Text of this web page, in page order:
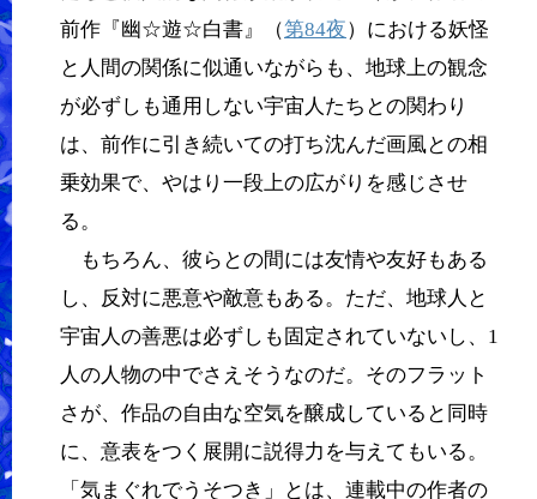
前作『幽☆遊☆白書』（第84夜）における妖怪
と人間の関係に似通いながらも、地球上の観念
が必ずしも通用しない宇宙人たちとの関わり
は、前作に引き続いての打ち沈んだ画風との相
乗効果で、やはり一段上の広がりを感じさせ
る。
もちろん、彼らとの間には友情や友好もある
し、反対に悪意や敵意もある。ただ、地球人と
宇宙人の善悪は必ずしも固定されていないし、1
人の人物の中でさえそうなのだ。そのフラット
さが、作品の自由な空気を醸成していると同時
に、意表をつく展開に説得力を与えてもいる。
「気まぐれでうそつき」とは、連載中の作者の